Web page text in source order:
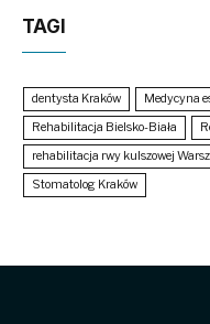
TAGI
dentysta Kraków
Medycyna
Rehabilitacja Bielsko-Biała
rehabilitacja rwy kulszowej
Stomatolog Kraków